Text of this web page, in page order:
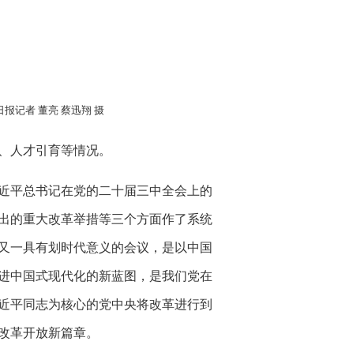
记者 董亮 蔡迅翔 摄
才引育等情况。
总书记在党的二十届三中全会上的
的重大改革举措等三个方面作了系统
一具有划时代意义的会议，是以中国
中国式现代化的新蓝图，是我们党在
平同志为核心的党中央将改革进行到
革开放新篇章。